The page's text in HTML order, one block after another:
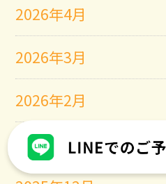
2026年4月
2026年3月
2026年2月
2026年1月